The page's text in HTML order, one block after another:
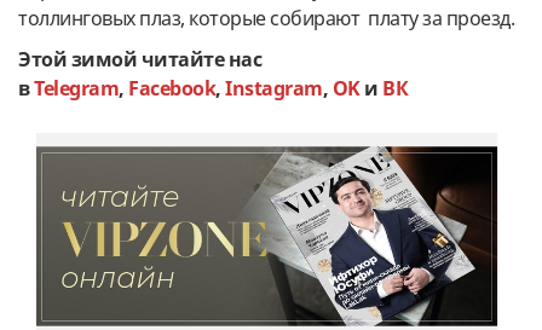
толлинговых плаз, которые собирают плату за проезд.
Этой зимой читайте нас
вTelegram, Facebook,Instagram, OKи ВК